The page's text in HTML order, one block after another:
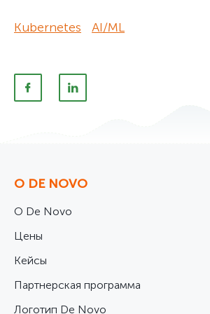
Kubernetes AI/ML
О DE NOVO
О De Novo
Цены
Кейсы
Партнерская программа
Логотип De Novo